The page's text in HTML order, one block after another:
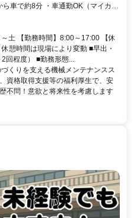
行直帰OK ※工場に集合
➤喫煙については現場毎のルールに
土 【勤務時間】8:00～17:00 【休
憩時間は現場により変動 ■早出・
回程度） ■勤務形態...
くりを支える機械メンテナンスス
資格取得支援等の福利厚生で、安
不問！意欲と将来性を考慮します